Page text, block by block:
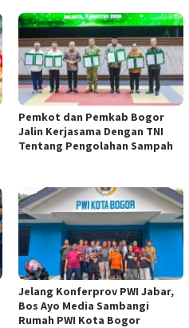
Pemkot dan Pemkab Bogor
Jalin Kerjasama Dengan TNI
Tentang Pengolahan Sampah
Jelang Konferprov PWI Jabar,
Bos Ayo Media Sambangi
Rumah PWI Kota Bogor